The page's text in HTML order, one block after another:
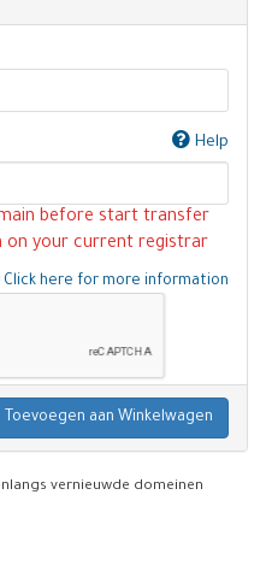
Help
before start transfer
on your current registrar
Click here for more information
Toevoegen aan Winkelwagen
vernieuwde domeinen